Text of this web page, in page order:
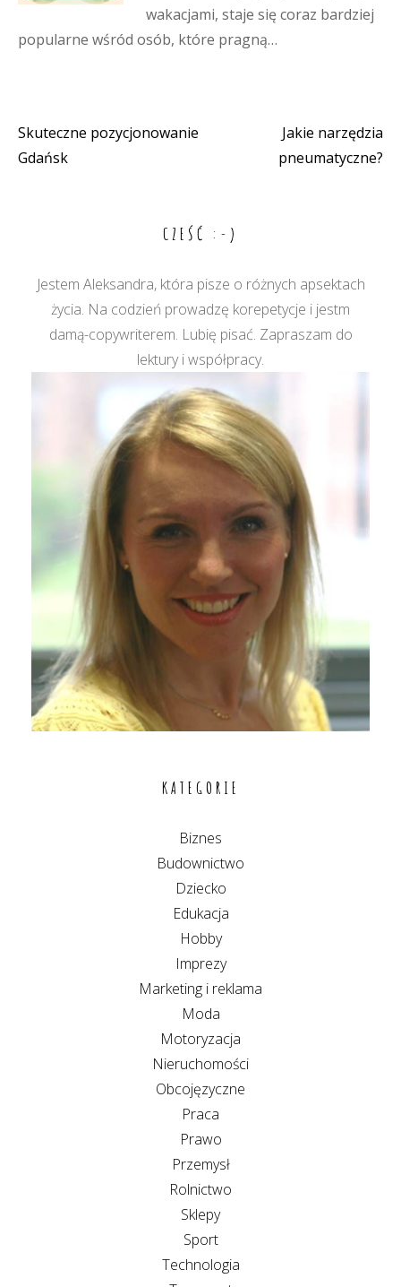
wakacjami, staje się coraz bardziej
popularne wśród osób, które pragną…
Nawigacja
Skuteczne pozycjonowanie
Gdańsk
Jakie narzędzia
pneumatyczne?
CZEŚĆ :-)
Jestem Aleksandra, która pisze o różnych apsektach
życia. Na codzień prowadzę korepetycje i jestm
damą-copywriterem. Lubię pisać. Zapraszam do
lektury i współpracy.
KATEGORIE
Biznes
Budownictwo
Dziecko
Edukacja
Hobby
Imprezy
Marketing i reklama
Moda
Motoryzacja
Nieruchomości
Obcojęzyczne
Praca
Prawo
Przemysł
Rolnictwo
Sklepy
Sport
Technologia